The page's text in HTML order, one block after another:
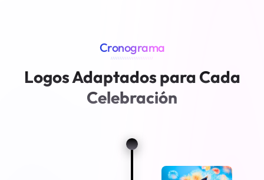
Cronograma
////////////////////////
Logos Adaptados para Cada
Celebración